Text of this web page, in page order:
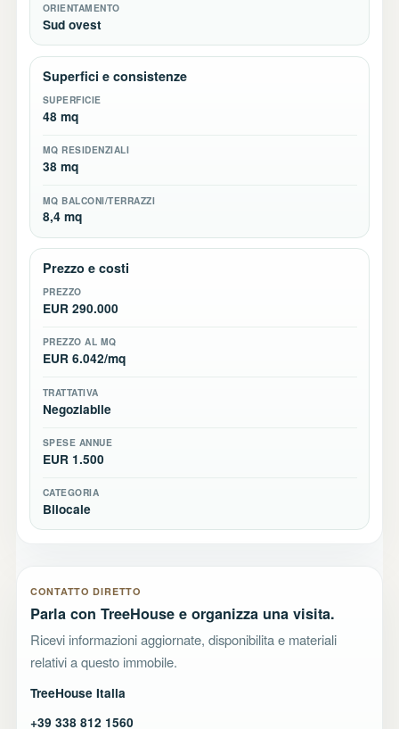
ORIENTAMENTO
Sud ovest
Superfici e consistenze
SUPERFICIE
48 mq
MQ RESIDENZIALI
38 mq
MQ BALCONI/TERRAZZI
8,4 mq
Prezzo e costi
PREZZO
EUR 290.000
PREZZO AL MQ
EUR 6.042/mq
TRATTATIVA
Negoziabile
SPESE ANNUE
EUR 1.500
CATEGORIA
Bilocale
CONTATTO DIRETTO
Parla con TreeHouse e organizza una visita.
Ricevi informazioni aggiornate, disponibilita e materiali
relativi a questo immobile.
TreeHouse Italia
+39 338 812 1560